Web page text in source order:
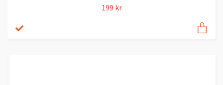
199 kr